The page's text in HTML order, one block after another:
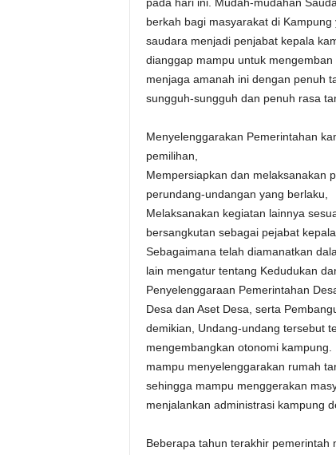
berkah bagi masyarakat di
saudara menjadi penjabat kepala
dianggap mampu untuk
menjaga amanah ini dengan penuh
sungguh-sungguh dan penuh rasa
Menyelenggarakan Pemerintahan
pemilihan,
Mempersiapkan dan melaksanakan
perundang-undangan yang berlaku,
Melaksanakan kegiatan lainnya
bersangkutan sebagai pejabat
Sebagaimana telah diamanatkan
lain mengatur tentang Kedudukan
Penyelenggaraan Pemerintahan
Desa dan Aset Desa, serta
demikian, Undang-undang tersebut
mengembangkan otonomi
mampu menyelenggarakan rumah
sehingga mampu menggerakan
menjalankan administrasi kampung
Beberapa tahun terakhir pemerintah